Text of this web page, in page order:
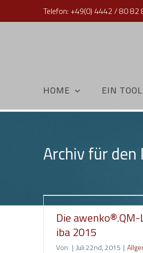
Inhalt
Telefon: +49(0) 4442 / 80 82
HOME EIN
Archiv für den
Die
iba 2015
Von | Juli 22nd, 2015 |